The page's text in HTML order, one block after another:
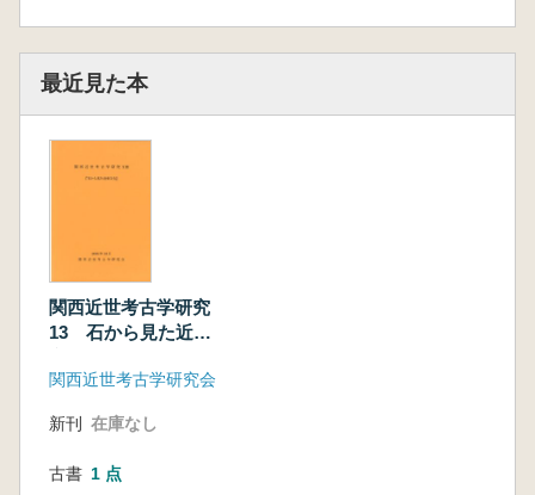
最近見た本
関西近世考古学研究
13 石から見た近世
関西近世考古学研究会
新刊 在庫なし
古書 1 点